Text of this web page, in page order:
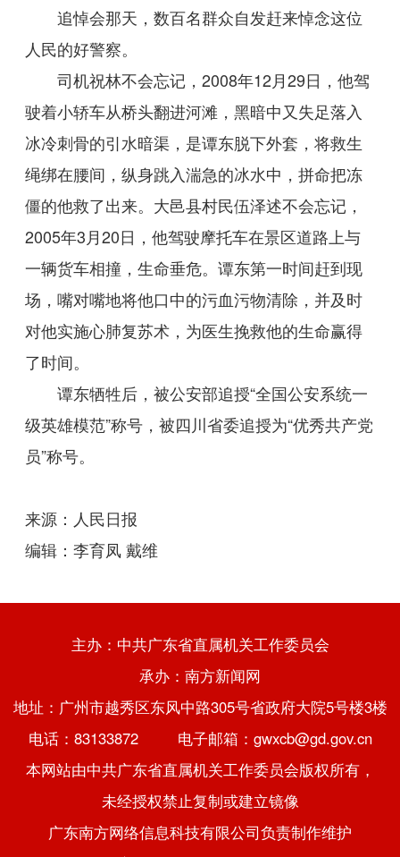
追悼会那天，数百名群众自发赶来悼念这位
人民的好警察。
司机祝林不会忘记，2008年12月29日，他驾
驶着小轿车从桥头翻进河滩，黑暗中又失足落入
冰冷刺骨的引水暗渠，是谭东脱下外套，将救生
绳绑在腰间，纵身跳入湍急的冰水中，拼命把冻
僵的他救了出来。大邑县村民伍泽述不会忘记，
2005年3月20日，他驾驶摩托车在景区道路上与
一辆货车相撞，生命垂危。谭东第一时间赶到现
场，嘴对嘴地将他口中的污血污物清除，并及时
对他实施心肺复苏术，为医生挽救他的生命赢得
了时间。
谭东牺牲后，被公安部追授“全国公安系统一
级英雄模范”称号，被四川省委追授为“优秀共产党
员”称号。
来源：人民日报
编辑：李育凤 戴维
主办：中共广东省直属机关工作委员会
承办：南方新闻网
地址：广州市越秀区东风中路305号省政府大院5号楼3楼
电话：83133872 电子邮箱：gwxcb@gd.gov.cn
本网站由中共广东省直属机关工作委员会版权所有，
未经授权禁止复制或建立镜像
广东南方网络信息科技有限公司负责制作维护